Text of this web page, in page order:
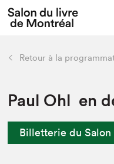
L'événement
Préparer sa
Actualités
retour
Préparer sa visite
Liens pratiques
Retour à la
Paul Ohl en
Billetterie du Salon